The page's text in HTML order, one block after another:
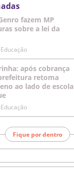
fazem MP
sobre a lei da
Educação
após cobrança
retoma
ao lado de escola
Educação
Fique por dentro